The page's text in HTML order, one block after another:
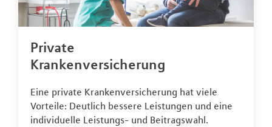
Private
Krankenversicherung
Eine private Krankenversicherung hat viele
Vorteile: Deutlich bessere Leistungen und eine
individuelle Leistungs- und Beitragswahl.